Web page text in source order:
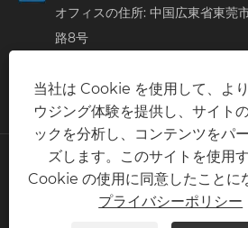
オフィスの住所: 中国広東省東莞
路8号
工場住所：中国広東省広州市番
道東6号
著作権 © 2024 東莞通宝徳智能科技有限
Links | Sitemap | RSS | XML | プラ
当社は Cookie を使用して、よ
ウジング体験を提供し、サイト
ックを分析し、コンテンツをパ
ズします。このサイトを使用す
Cookie の使用に同意したことに
プライバシーポリシー